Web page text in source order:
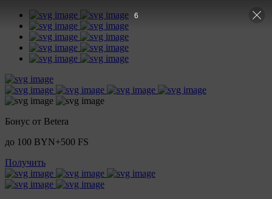
Бонус от Betera
до 100 BYN+500 FS
Получить
5